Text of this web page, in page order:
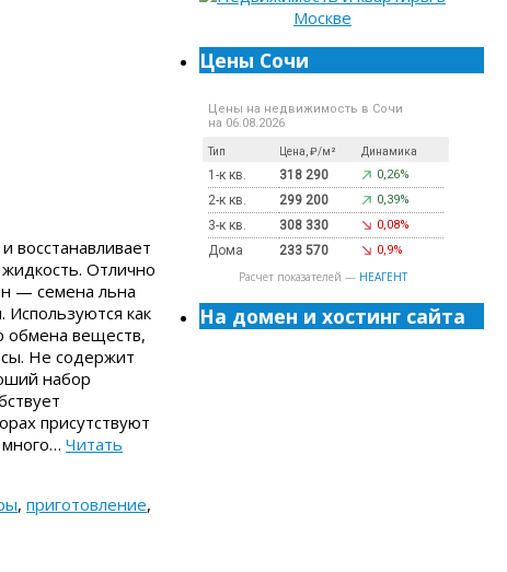
восстанавливает
Отлично
— семена льна
как
обмена веществ,
Не содержит
набор
присутствуют
Читать
, приготовление,
Цены Сочи
Цены на недвижимость в Сочи
на 06.08.2026
Тип Цена, ₽/м² Динамика
1-к кв. 318 290 0,26%
2-к кв. 299 200 0,39%
3-к кв. 308 330 0,08%
Дома 233 570 0,9%
Расчет показателей — НЕАГЕНТ
На домен и хостинг сайта